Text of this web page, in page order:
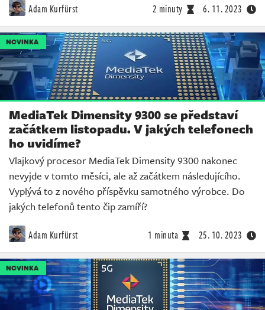
Adam Kurfürst 2 minuty 6. 11. 2023
NOVINKA
MediaTek Dimensity 9300 se představí
začátkem listopadu. V jakých telefonech
ho uvidíme?
Vlajkový procesor MediaTek Dimensity 9300 nakonec
nevyjde v tomto měsíci, ale až začátkem následujícího.
Vyplývá to z nového příspěvku samotného výrobce. Do
jakých telefonů tento čip zamíří?
Adam Kurfürst 1 minuta 25. 10. 2023
NOVINKA